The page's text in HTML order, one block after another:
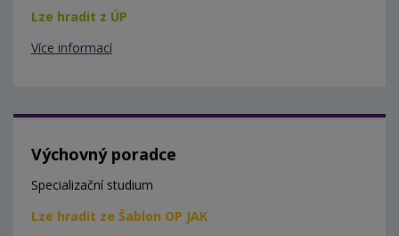
Lze hradit z ÚP
Více informací
Výchovný poradce
Specializační studium
Lze hradit ze Šablon OP JAK